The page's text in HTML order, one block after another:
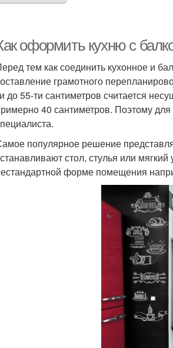
оформить кухню с
тем как соединить кухонное и
грамотного
до 55-ти сантиметров считается
40 сантиметров. Поэтому
популярное решение
стол, стулья или
форме помещения